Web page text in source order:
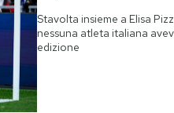
Stavolta insieme a Elisa
nessuna atleta italiana
edizione